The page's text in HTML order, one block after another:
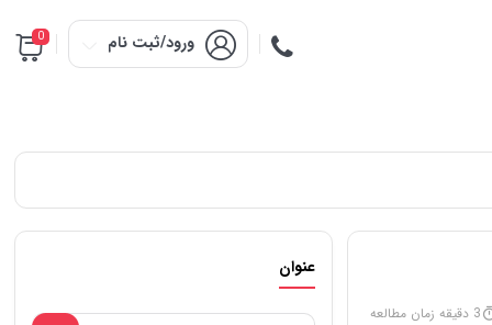
ورود/ثبت نام 0
3 دقیقه زمان مطالعه
عنوان